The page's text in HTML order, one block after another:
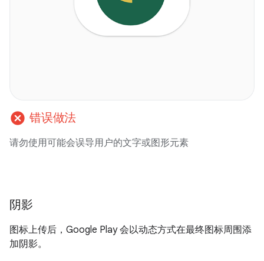
cancel 错误做法
请勿使用可能会误导用户的文字或图形元素
阴影
图标上传后，Google Play 会以动态方式在最终图标周围添
加阴影。